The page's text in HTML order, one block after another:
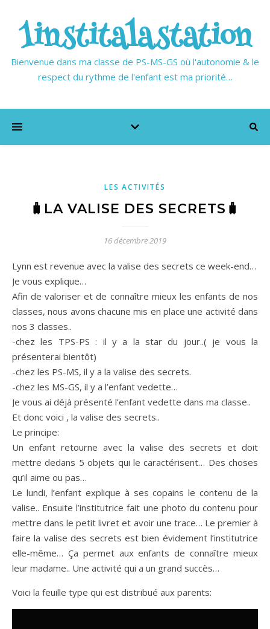
1institalastation
Bienvenue dans ma classe de PS-MS-GS où l'autonomie & le
respect du rythme de l'enfant est ma priorité…
LES ACTIVITÉS
🧳LA VALISE DES SECRETS🧳
16 décembre 2019
Lynn est revenue avec la valise des secrets ce week-end…
Je vous explique…
Afin de valoriser et de connaître mieux les enfants de nos
classes, nous avons chacune mis en place une activité dans
nos 3 classes..
-chez les TPS-PS : il y a la star du jour..( je vous la
présenterai bientôt)
-chez les PS-MS, il y a la valise des secrets.
-chez les MS-GS, il y a l’enfant vedette…
Je vous ai déjà présenté l’enfant vedette dans ma classe..
Et donc voici , la valise des secrets..
Le principe:
Un enfant retourne avec la valise des secrets et doit
mettre dedans 5 objets qui le caractérisent… Des choses
qu’il aime ou pas…
Le lundi, l’enfant explique à ses copains le contenu de la
valise.. Ensuite l’institutrice fait une photo du contenu pour
mettre dans le petit livret et avoir une trace… Le premier à
faire la valise des secrets est bien évidement l’institutrice
elle-même… Ça permet aux enfants de connaître mieux
leur madame.. Une activité qui a un grand succès…
Voici la feuille type qui est distribué aux parents: